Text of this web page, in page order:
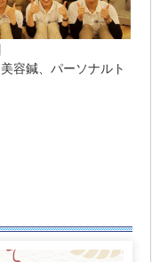
容鍼、パーソナルト